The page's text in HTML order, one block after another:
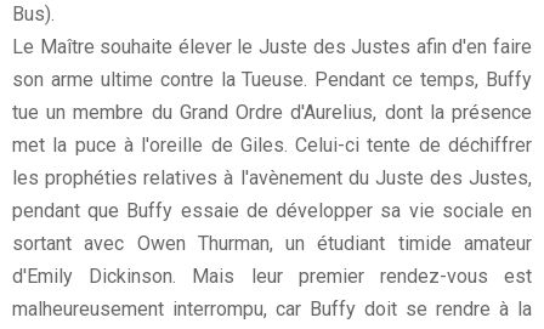
Bus).
Le Maître souhaite élever le Juste des Justes afin d'en faire
son arme ultime contre la Tueuse. Pendant ce temps, Buffy
tue un membre du Grand Ordre d'Aurelius, dont la présence
met la puce à l'oreille de Giles. Celui-ci tente de déchiffrer
les prophéties relatives à l'avènement du Juste des Justes,
pendant que Buffy essaie de développer sa vie sociale en
sortant avec Owen Thurman, un étudiant timide amateur
d'Emily Dickinson. Mais leur premier rendez-vous est
malheureusement interrompu, car Buffy doit se rendre à la